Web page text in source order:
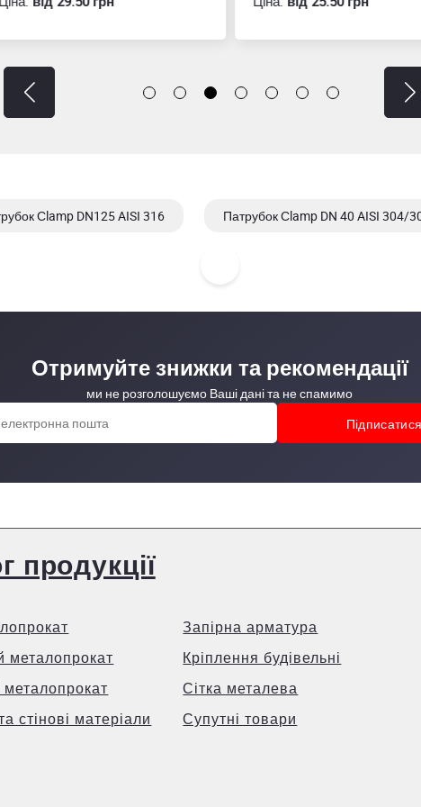
Сlamp DN125 AISI 316 Патрубок Сlamp DN 40 AISI 304/
Отримуйте знижки та рекомендації
ми не розголошуємо Ваші дані та не спамимо
продукції
металопрокат
стінові матеріали
Запірна арматура
Кріплення будівельні
Сітка металева
Супутні товари